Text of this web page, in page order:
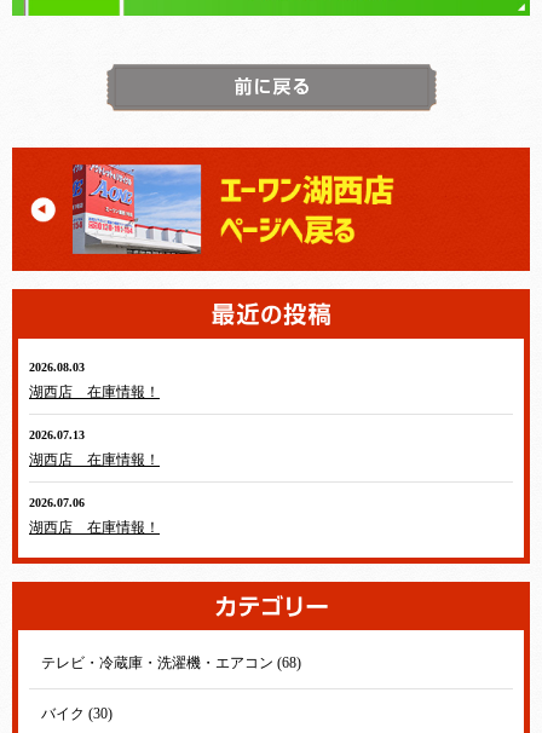
2026.08.03
湖西店 在庫情報！
2026.07.13
湖西店 在庫情報！
2026.07.06
湖西店 在庫情報！
テレビ・冷蔵庫・洗濯機・エアコン (68)
バイク (30)